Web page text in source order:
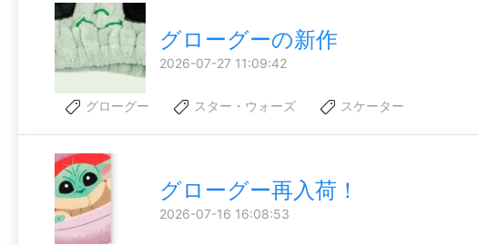
グローグーの新作
2026-07-27 11:09:42
グローグー スター・ウォーズ スケーター
グローグー再入荷！
2026-07-16 16:08:53